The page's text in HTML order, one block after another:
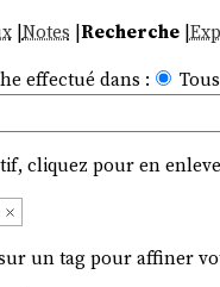
|Notes |Recherche|
effectué dans :
cliquez pour en
un tag pour affiner